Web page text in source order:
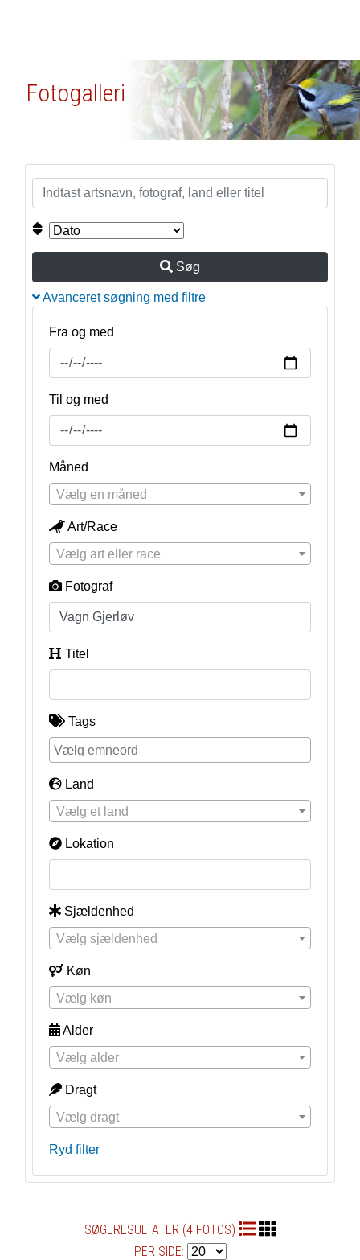
Fotogalleri
Søg
Avanceret søgning med filtre
Fra og med
Til og med
Måned
Vælg en måned
Art/Race
Vælg art eller race
Fotograf
Titel
Tags
Land
Vælg et land
Lokation
Sjældenhed
Vælg sjældenhed
Køn
Vælg køn
Alder
Vælg alder
Dragt
Vælg dragt
Ryd filter
SØGERESULTATER (4 FOTOS)
PER SIDE: